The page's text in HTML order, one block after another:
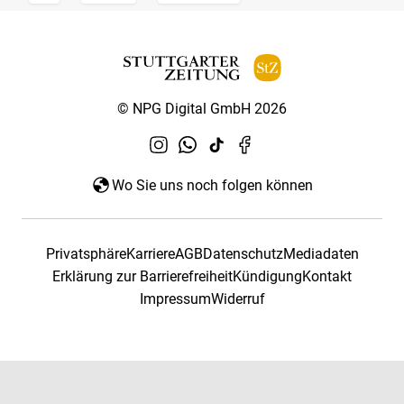
© NPG Digital GmbH 2026
Wo Sie uns noch folgen können
PrivatsphäreKarriereAGBDatenschutzMediadaten
Erklärung zur BarrierefreiheitKündigungKontakt
ImpressumWiderruf